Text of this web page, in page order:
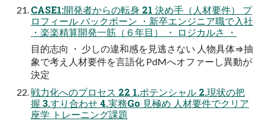
CASE1:開発者からの転身 21 決め手（人材要件） プ
ロフィール バックボーン ・新卒エンジニア職で入社
・楽楽精算開発一筋（６年目） ・ ロジカルさ ・
目的志向 ・ 少しの違和感を見逃さない 人物具体⇒抽
象で考え人材要件を言語化 PdMへオファーし異動が
決定
戦力化へのプロセス 22 1.ポテンシャル 2.現状の把
握 3.すり合わせ 4.実務Go 見極め 人材要件でクリア
座学 トレーニング課題